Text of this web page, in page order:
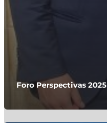
Foro Perspectivas 2025